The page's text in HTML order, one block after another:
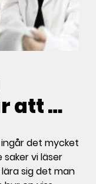
att …
det mycket
vi läser
sig det man